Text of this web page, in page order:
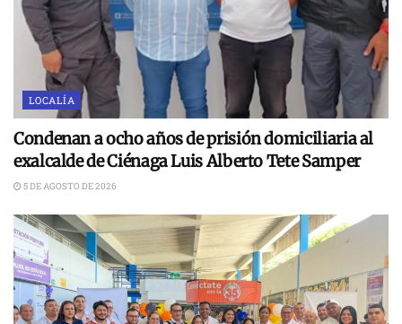
LOCALÍA
Condenan a ocho años de prisión domiciliaria al
exalcalde de Ciénaga Luis Alberto Tete Samper
5 DE AGOSTO DE 2026